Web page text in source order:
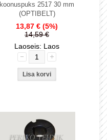
koonuspuks 2517 30 mm
(OPTIBELT)
13,87 € (5%)
14,59 €
Laoseis: Laos